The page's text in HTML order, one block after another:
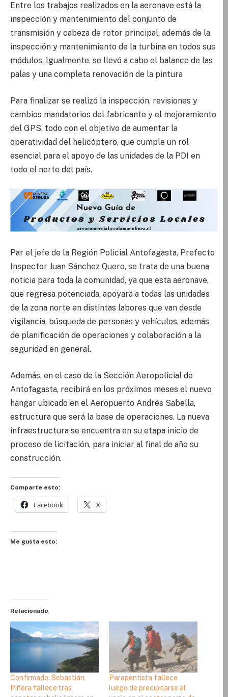
Entre los trabajos realizados en la aeronave está la
inspección y mantenimiento del conjunto de
transmisión y cabeza de rotor principal, además de la
inspección y mantenimiento de la turbina en todos sus
módulos. Igualmente, se llevó a cabo el balance de las
palas y una completa renovación de la pintura
Para finalizar se realizó la inspección, revisiones y
cambios mandatorios del fabricante y el mejoramiento
del GPS, todo con el objetivo de aumentar la
operatividad del helicóptero, que cumple un rol
esencial para el apoyo de las unidades de la PDI en
todo el norte del país.
Par el jefe de la Región Policial Antofagasta, Prefecto
Inspector Juan Sánchez Quero, se trata de una buena
noticia para toda la comunidad, ya que esta aeronave,
que regresa potenciada, apoyará a todas las unidades
de la zona norte en distintas labores que van desde
vigilancia, búsqueda de personas y vehículos, además
de planificación de operaciones y colaboración a la
seguridad en general.
Además, en el caso de la Sección Aeropolicial de
Antofagasta, recibirá en los próximos meses el nuevo
hangar ubicado en el Aeropuerto Andrés Sabella,
estructura que será la base de operaciones. La nueva
infraestructura se encuentra en su etapa inicio de
proceso de licitación, para iniciar al final de año su
construcción.
Comparte esto:
Facebook X
Me gusta esto:
Relacionado
Confirmado: Sebastián
Piñera fallece tras
Parapentista fallece
luego de precipitarse al